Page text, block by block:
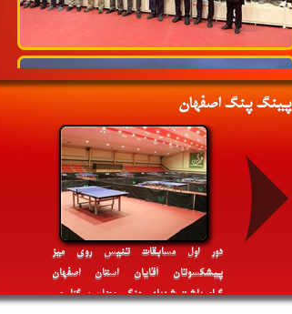
پینگ پنگ اصفهان
دور اول مسابقات تنیس روی میز
پیشکسوتان آقایان استان اصفهان
گرامیداشت شهدای جنگ رمضان برگزار می